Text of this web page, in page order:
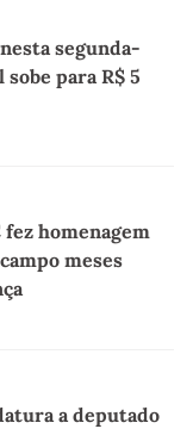
segunda-
para R$ 5
fez homenagem
meses
a deputado